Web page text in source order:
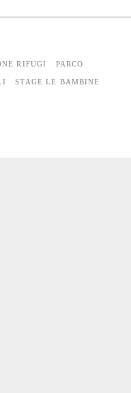
RIFUGI PARCO
STAGE LE BAMBINE